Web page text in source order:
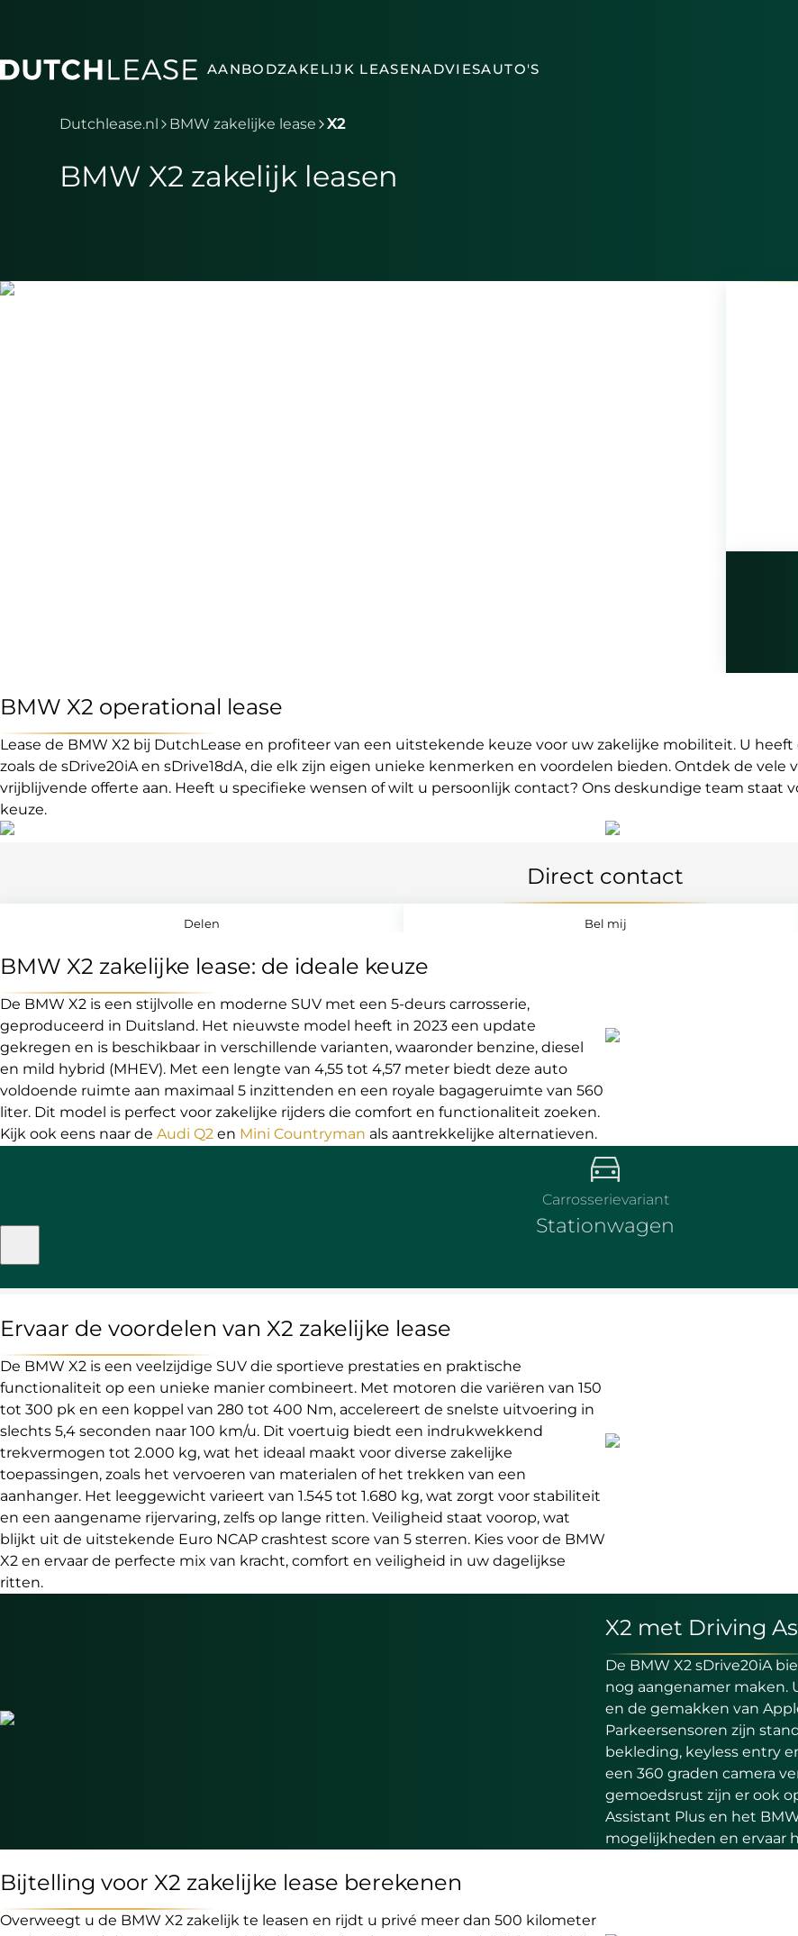
AANBODZAKELIJK LEASENADVIESAUTO'S
Je bent nu voorbij het hoofdmenu
Dutchlease.nl BMW zakelijke lease X2
BMW X2 zakelijk leasen
BMW X2 operational lease
Lease de BMW X2 bij DutchLease en profiteer van een uitstekende keuze voor uw zakelijke mobiliteit. U
zoals de sDrive20iA en sDrive18dA, die elk zijn eigen unieke kenmerken en voordelen bieden. Ontdek de vele
vrijblijvende offerte aan. Heeft u specifieke wensen of wilt u persoonlijk contact? Ons deskundige team staat
keuze.
Direct contact
Delen Bel mij
BMW X2 zakelijke lease: de ideale keuze
De BMW X2 is een stijlvolle en moderne SUV met een 5-deurs carrosserie,
geproduceerd in Duitsland. Het nieuwste model heeft in 2023 een update
gekregen en is beschikbaar in verschillende varianten, waaronder benzine, diesel
en mild hybrid (MHEV). Met een lengte van 4,55 tot 4,57 meter biedt deze auto
voldoende ruimte aan maximaal 5 inzittenden en een royale bagageruimte van 560
liter. Dit model is perfect voor zakelijke rijders die comfort en functionaliteit zoeken.
Kijk ook eens naar de Audi Q2 en Mini Countryman als aantrekkelijke alternatieven.
Carrosserievariant
Stationwagen
Ervaar de voordelen van X2 zakelijke lease
De BMW X2 is een veelzijdige SUV die sportieve prestaties en praktische
functionaliteit op een unieke manier combineert. Met motoren die variëren van 150
tot 300 pk en een koppel van 280 tot 400 Nm, accelereert de snelste uitvoering in
slechts 5,4 seconden naar 100 km/u. Dit voertuig biedt een indrukwekkend
trekvermogen tot 2.000 kg, wat het ideaal maakt voor diverse zakelijke
toepassingen, zoals het vervoeren van materialen of het trekken van een
aanhanger. Het leeggewicht varieert van 1.545 tot 1.680 kg, wat zorgt voor stabiliteit
en een aangename rijervaring, zelfs op lange ritten. Veiligheid staat voorop, wat
blijkt uit de uitstekende Euro NCAP crashtest score van 5 sterren. Kies voor de BMW
X2 en ervaar de perfecte mix van kracht, comfort en veiligheid in uw dagelijkse
ritten.
X2 met Driving
De BMW X2 sDrive20iA
nog aangenamer maken.
en de gemakken van
Parkeersensoren zijn
bekleding, keyless entry
een 360 graden camera
gemoedsrust zijn er ook
Assistant Plus en het
mogelijkheden en ervaar
Bijtelling voor X2 zakelijke lease berekenen
Overweegt u de BMW X2 zakelijk te leasen en rijdt u privé meer dan 500 kilometer